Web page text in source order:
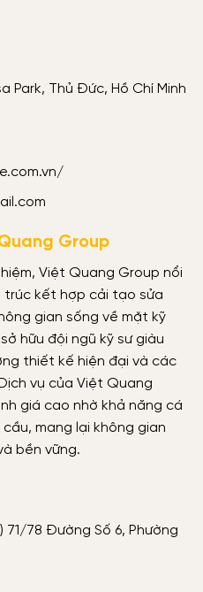
Park, Thủ Đức, Hồ Chí Minh
Group
Việt Quang Group nổi
trúc kết hợp cải tạo sửa
gian sống về mặt kỹ
hữu đội ngũ kỹ sư giàu
thiết kế hiện đại và các
vụ của Việt Quang
giá cao nhờ khả năng cá
mang lại không gian
bền vững.
71/78 Đường Số 6, Phường